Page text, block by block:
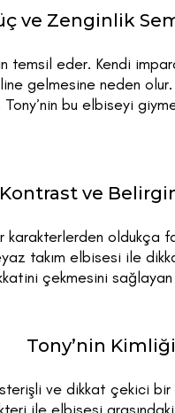
ve Zenginlik
temsil eder. Kendi
gelmesine neden
bu elbiseyi
Kontrast ve
karakterlerden oldukça
takım elbisesi ile
çekmesini
Tony’nin Kimliği
ve dikkat çekici
ile elbisesi